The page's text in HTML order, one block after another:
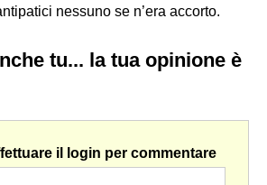
nessuno se n’era accorto.
tu... la tua opinione è
il login per commentare